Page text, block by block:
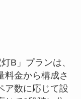
B」プランは、
料金から構成さ
ア数に応じて設